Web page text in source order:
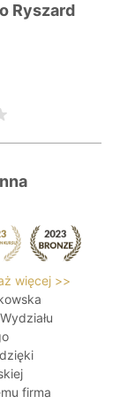
Ryszard
więcej >>
firma